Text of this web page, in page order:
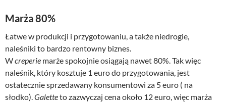
Marża 80%
Łatwe w produkcji i przygotowaniu, a także niedrogie,
naleśniki to bardzo rentowny biznes.
Wcreperie marże spokojnie osiągają nawet 80%. Tak więc
naleśnik, który kosztuje 1 euro do przygotowania, jest
ostatecznie sprzedawany konsumentowi za 5 euro ( na
słodko). Galetteto zazwyczaj cena około 12 euro, więc marża